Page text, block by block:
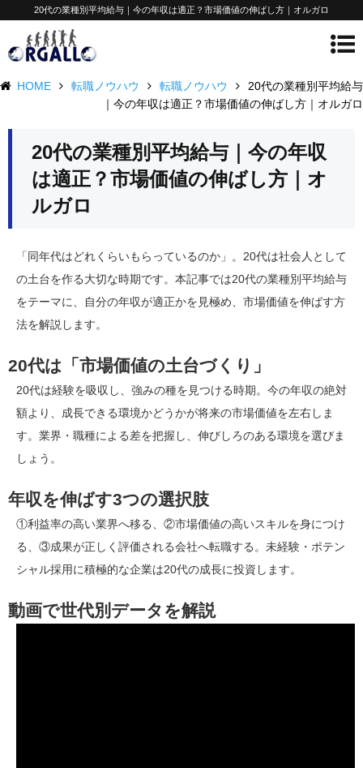
20代の業種別平均給与｜今の年収は適正？市場価値の伸ばし方｜オルガロ
HOME 転職ノウハウ 転職ノウハウ
20代の業種別平均給与
｜今の年収は適正？市場価値の伸ばし方｜オルガロ
20代の業種別平均給与｜今の年収
は適正？市場価値の伸ばし方｜オ
ルガロ
「同年代はどれくらいもらっているのか」。20代は社会人として
の土台を作る大切な時期です。本記事では20代の業種別平均給与
をテーマに、自分の年収が適正かを見極め、市場価値を伸ばす方
法を解説します。
20代は「市場価値の土台づくり」
20代は経験を吸収し、強みの種を見つける時期。今の年収の絶対
額より、成長できる環境かどうかが将来の市場価値を左右しま
す。業界・職種による差を把握し、伸びしろのある環境を選びま
しょう。
年収を伸ばす3つの選択肢
①利益率の高い業界へ移る、②市場価値の高いスキルを身につけ
る、③成果が正しく評価される会社へ転職する。未経験・ポテン
シャル採用に積極的な企業は20代の成長に投資します。
動画で世代別データを解説